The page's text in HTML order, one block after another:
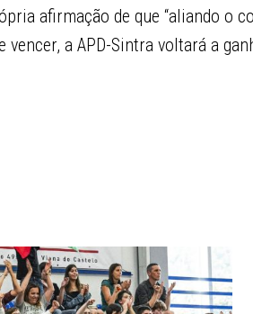
afirmação de que “aliando o
a APD-Sintra voltará a